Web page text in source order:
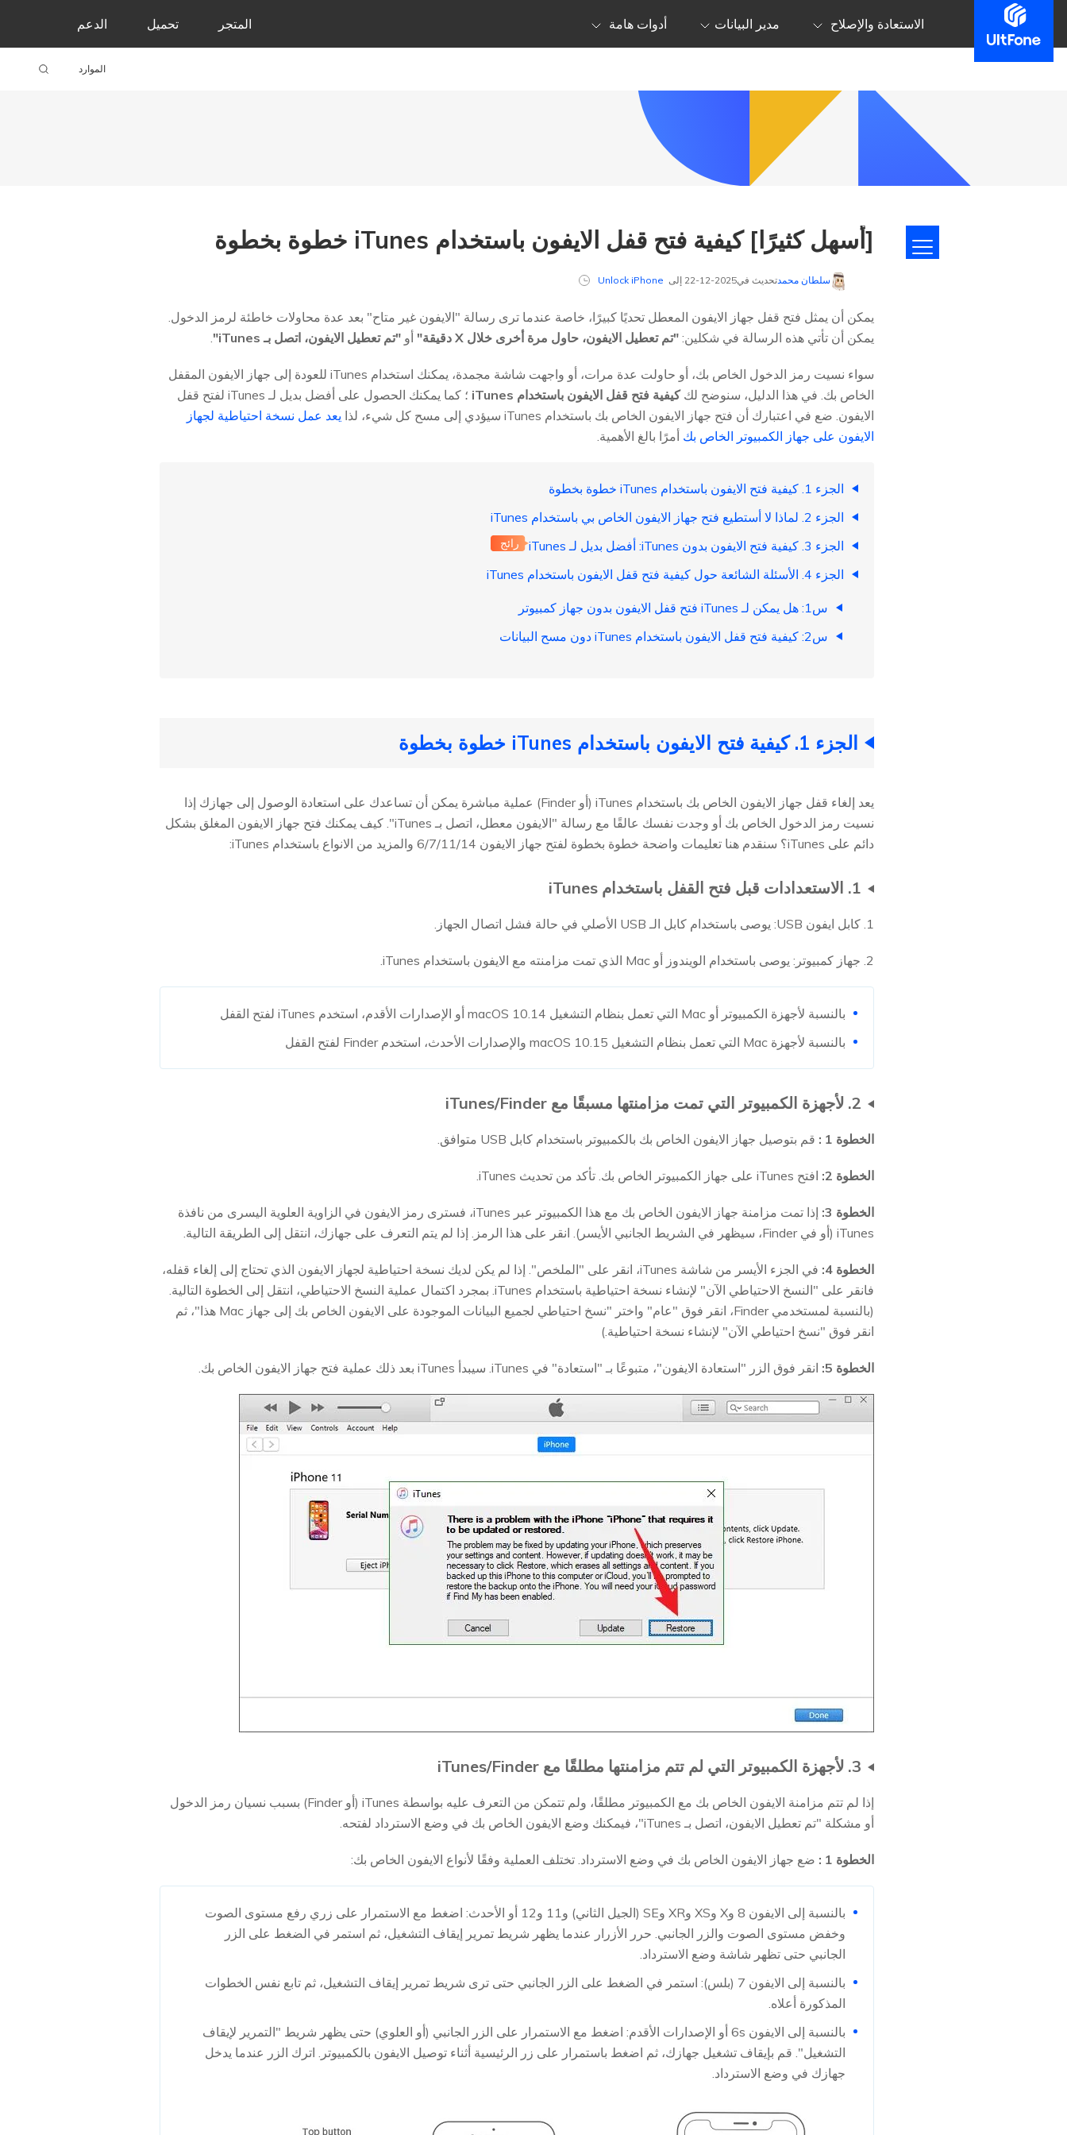
الاستعادة والإصلاح مدير البيانات أدوات هامة المتجر تحميل الدعم
الموارد
[أسهل كثيرًا] كيفية فتح قفل الايفون باستخدام iTunes خطوة بخطوة
سلطان محمدتحديث في2025-12-22 إلى Unlock iPhone
يمكن أن يمثل فتح قفل جهاز الايفون المعطل تحديًا كبيرًا، خاصة عندما ترى رسالة "الايفون غير متاح" بعد عدة محاولات خاطئة لرمز الدخول.
يمكن أن تأتي هذه الرسالة في شكلين: "تم تعطيل الايفون، حاول مرة أخرى خلال X دقيقة" أو "تم تعطيل الايفون، اتصل بـ iTunes" .
سواء نسيت رمز الدخول الخاص بك، أو حاولت عدة مرات، أو واجهت شاشة مجمدة، يمكنك استخدام iTunes للعودة إلى جهاز الايفون المقفل
الخاص بك. في هذا الدليل، سنوضح لككيفية فتح قفل الايفون باستخدام iTunes
؛ كما يمكنك الحصول على أفضل بديل لـ iTunes لفتح قفل
الايفون. ضع في اعتبارك أن فتح جهاز الايفون الخاص بك باستخدام iTunes سيؤدي إلى مسح كل شيء، لذا
يعد عمل نسخة احتياطية لجهاز
الايفون على جهاز الكمبيوتر الخاص بك أمرًا بالغ الأهمية.
الجزء 1. كيفية فتح الايفون باستخدام iTunes خطوة بخطوة
الجزء 2. لماذا لا أستطيع فتح جهاز الايفون الخاص بي باستخدام iTunes
الجزء 3. كيفية فتح الايفون بدون iTunes: أفضل بديل لـ iTunes
رائج
الجزء 4. الأسئلة الشائعة حول كيفية فتح قفل الايفون باستخدام iTunes
س1: هل يمكن لـ iTunes فتح قفل الايفون بدون جهاز كمبيوتر
س2: كيفية فتح قفل الايفون باستخدام iTunes دون مسح البيانات
الجزء 1. كيفية فتح الايفون باستخدام iTunes خطوة بخطوة
يعد إلغاء قفل جهاز الايفون الخاص بك باستخدام iTunes (أو Finder) عملية مباشرة يمكن أن تساعدك على استعادة الوصول إلى جهازك إذا
نسيت رمز الدخول الخاص بك أو وجدت نفسك عالقًا مع رسالة "الايفون معطل، اتصل بـ iTunes". كيف يمكنك فتح جهاز الايفون المغلق بشكل
دائم على iTunes؟ سنقدم هنا تعليمات واضحة خطوة بخطوة لفتح جهاز الايفون 6/7/11/14 والمزيد من الانواع باستخدام iTunes:
1. الاستعدادات قبل فتح القفل باستخدام iTunes
1. كابل ايفون USB: يوصى باستخدام كابل الـ USB الأصلي في حالة فشل اتصال الجهاز.
2. جهاز كمبيوتر: يوصى باستخدام الويندوز أو Mac الذي تمت مزامنته مع الايفون باستخدام iTunes.
بالنسبة لأجهزة الكمبيوتر أو Mac التي تعمل بنظام التشغيل macOS 10.14 أو الإصدارات الأقدم، استخدم iTunes لفتح القفل
بالنسبة لأجهزة Mac التي تعمل بنظام التشغيل macOS 10.15 والإصدارات الأحدث، استخدم Finder لفتح القفل
2. لأجهزة الكمبيوتر التي تمت مزامنتها مسبقًا مع iTunes/Finder
الخطوة 1 : قم بتوصيل جهاز الايفون الخاص بك بالكمبيوتر باستخدام كابل USB متوافق.
الخطوة 2: افتح iTunes على جهاز الكمبيوتر الخاص بك. تأكد من تحديث iTunes.
الخطوة 3:
إذا تمت مزامنة جهاز الايفون الخاص بك مع هذا الكمبيوتر عبر iTunes، فسترى رمز الايفون في الزاوية العلوية اليسرى من نافذة
iTunes (أو في Finder، سيظهر في الشريط الجانبي الأيسر). انقر على هذا الرمز. إذا لم يتم التعرف على جهازك، انتقل إلى الطريقة التالية.
الخطوة 4:
في الجزء الأيسر من شاشة iTunes، انقر على "الملخص". إذا لم يكن لديك نسخة احتياطية لجهاز الايفون الذي تحتاج إلى إلغاء قفله،
فانقر على "النسخ الاحتياطي الآن" لإنشاء نسخة احتياطية باستخدام iTunes. بمجرد اكتمال عملية النسخ الاحتياطي، انتقل إلى الخطوة التالية.
(بالنسبة لمستخدمي Finder، انقر فوق "عام" واختر "نسخ احتياطي لجميع البيانات الموجودة على الايفون الخاص بك إلى جهاز Mac هذا"، ثم
انقر فوق "نسخ احتياطي الآن" لإنشاء نسخة احتياطية.)
الخطوة 5: انقر فوق الزر "استعادة الايفون"، متبوعًا بـ "استعادة" في iTunes. سيبدأ iTunes بعد ذلك عملية فتح جهاز الايفون الخاص بك.
3. لأجهزة الكمبيوتر التي لم تتم مزامنتها مطلقًا مع iTunes/Finder
إذا لم تتم مزامنة الايفون الخاص بك مع الكمبيوتر مطلقًا، ولم تتمكن من التعرف عليه بواسطة iTunes (أو Finder) بسبب نسيان رمز الدخول
أو مشكلة "تم تعطيل الايفون، اتصل بـ iTunes"، فيمكنك وضع الايفون الخاص بك في وضع الاسترداد لفتحه.
الخطوة 1 : ضع جهاز الايفون الخاص بك في وضع الاسترداد. تختلف العملية وفقًا لأنواع الايفون الخاص بك:
بالنسبة إلى الايفون 8 وX وXS وXR وSE (الجيل الثاني) و11 و12 أو الأحدث: اضغط مع الاستمرار على زري رفع مستوى الصوت
وخفض مستوى الصوت والزر الجانبي. حرر الأزرار عندما يظهر شريط تمرير إيقاف التشغيل، ثم استمر في الضغط على الزر
الجانبي حتى تظهر شاشة وضع الاسترداد.
بالنسبة إلى الايفون 7 (بلس): استمر في الضغط على الزر الجانبي حتى ترى شريط تمرير إيقاف التشغيل، ثم تابع نفس الخطوات
المذكورة أعلاه.
بالنسبة إلى الايفون 6s أو الإصدارات الأقدم: اضغط مع الاستمرار على الزر الجانبي (أو العلوي) حتى يظهر شريط "التمرير لإيقاف
التشغيل". قم بإيقاف تشغيل جهازك، ثم اضغط باستمرار على زر الرئيسية أثناء توصيل الايفون بالكمبيوتر. اترك الزر عندما يدخل
جهازك في وضع الاسترداد.